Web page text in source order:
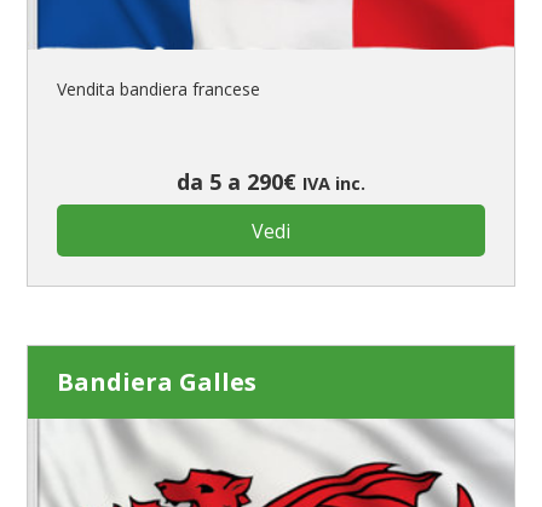
Vendita bandiera francese
da 5 a 290€ IVA inc.
Vedi
Bandiera Galles